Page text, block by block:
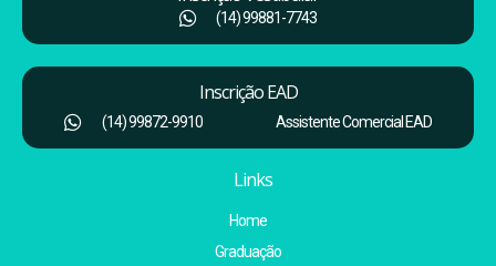
(14) 99881-7743
Inscrição EAD
(14) 99872-9910 Assistente Comercial EAD
Links
Home
Graduação